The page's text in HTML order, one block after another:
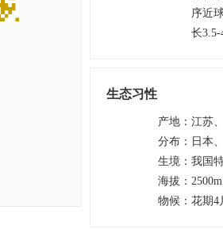
序近
长
生态习性
产地 ： 江苏
分布 ： 日本
生境 ： 我国
海拔 ：
物候 ： 花期4